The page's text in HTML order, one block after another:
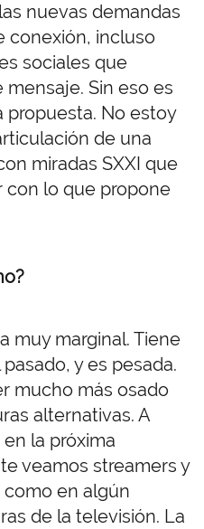
nuevas demandas
conexión, incluso
sociales que
Sin eso es
propuesta. No estoy
de una
miradas SXXI que
con lo que propone
muy marginal. Tiene
y es pesada.
mucho más osado
alternativas. A
la próxima
veamos streamers y
en algún
de la televisión. La